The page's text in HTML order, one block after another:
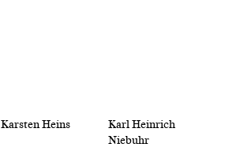
Karsten Heins
Karl Heinrich
Niebuhr